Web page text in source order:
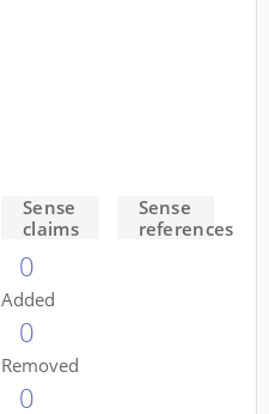
Sense
claims
0
Added
0
Removed
0
Sense
references